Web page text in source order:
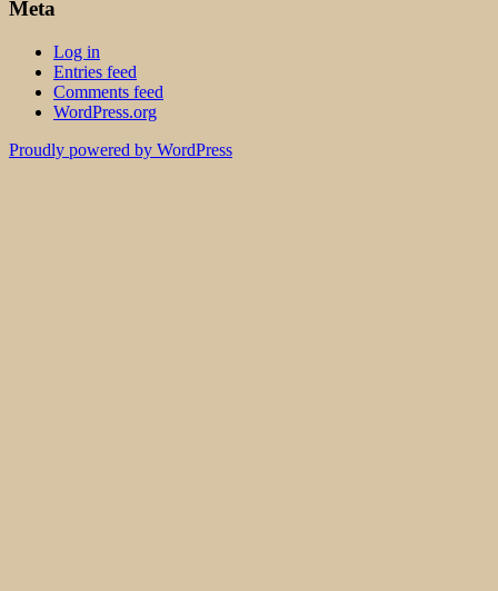
Meta
Log in
Entries feed
Comments feed
WordPress.org
Proudly powered by WordPress